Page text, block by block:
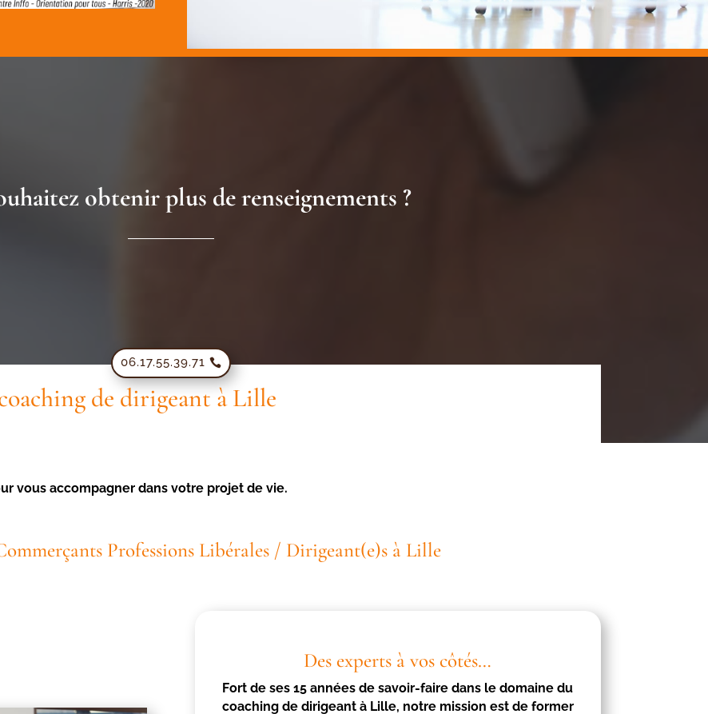
obtenir plus de renseignements ?
06.17.55.39.71
de dirigeant à Lille
vous accompagner dans votre projet de vie.
Professions Libérales / Dirigeant(e)s à Lille
Des experts à vos côtés…
Fort de ses 15 années de savoir-faire dans le domaine du
coaching de dirigeant à Lille, notre mission est de former